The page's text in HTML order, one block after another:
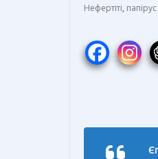
Нефертіті,